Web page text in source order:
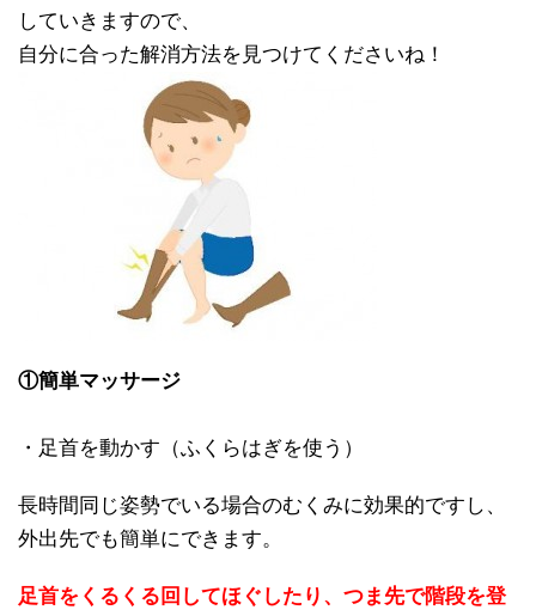
していきますので、
自分に合った解消方法を見つけてくださいね！
①簡単マッサージ
・足首を動かす（ふくらはぎを使う）
長時間同じ姿勢でいる場合のむくみに効果的ですし、
外出先でも簡単にできます。
足首をくるくる回してほぐしたり、つま先で階段を登